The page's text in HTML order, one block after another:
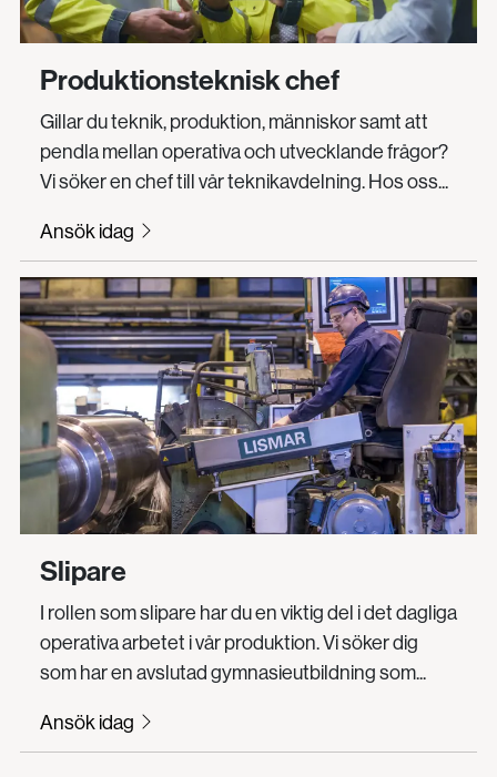
Produktionsteknisk chef
Gillar du teknik, produktion, människor samt att
pendla mellan operativa och utvecklande frågor?
Vi söker en chef till vår teknikavdelning. Hos oss...
Ansök idag
Slipare
I rollen som slipare har du en viktig del i det dagliga
operativa arbetet i vår produktion. Vi söker dig
som har en avslutad gymnasieutbildning som...
Ansök idag